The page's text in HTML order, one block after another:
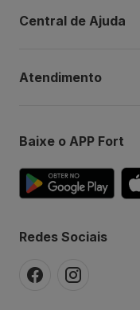
Central de Ajuda
Atendimento
Baixe o APP Fort
Redes Sociais